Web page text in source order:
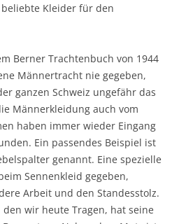
Kleider für den
Berner Trachtenbuch von 1944
Männertracht nie gegeben,
ganzen Schweiz ungefähr das
Männerkleidung auch vom
haben immer wieder Eingang
Ein passendes Beispiel ist
genannt. Eine spezielle
Sennenkleid gegeben,
Arbeit und den Standesstolz.
wir heute Tragen, hat seine